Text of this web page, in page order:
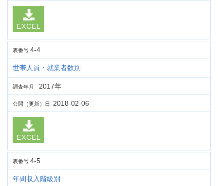
EXCEL
表番号 4-4
世帯人員・就業者数別
調査年月 2017年
公開（更新）日 2018-02-06
EXCEL
表番号 4-5
年間収入階級別